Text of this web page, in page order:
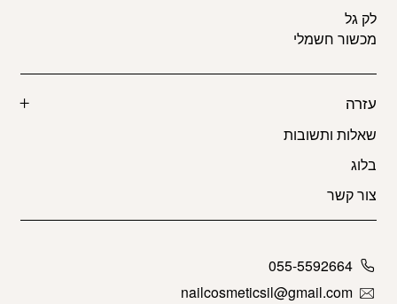
לק גל
מכשור חשמלי
עזרה
שאלות ותשובות
בלוג
צור קשר
055-5592664
nailcosmeticsil@gmail.com